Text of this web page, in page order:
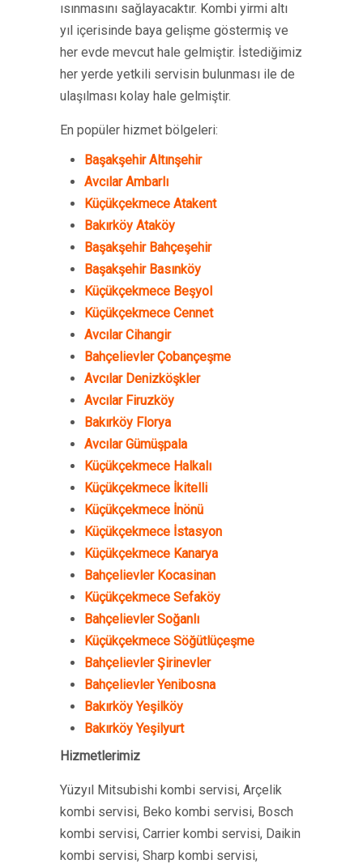
ısınmasını sağlayacaktır. Kombi yirmi altı
yıl içerisinde baya gelişme göstermiş ve
her evde mevcut hale gelmiştir. İstediğimiz
her yerde yetkili servisin bulunması ile de
ulaşılması kolay hale gelmiştir.
En popüler hizmet bölgeleri:
Başakşehir Altınşehir
Avcılar Ambarlı
Küçükçekmece Atakent
Bakırköy Ataköy
Başakşehir Bahçeşehir
Başakşehir Basınköy
Küçükçekmece Beşyol
Küçükçekmece Cennet
Avcılar Cihangir
Bahçelievler Çobançeşme
Avcılar Denizköşkler
Avcılar Firuzköy
Bakırköy Florya
Avcılar Gümüşpala
Küçükçekmece Halkalı
Küçükçekmece İkitelli
Küçükçekmece İnönü
Küçükçekmece İstasyon
Küçükçekmece Kanarya
Bahçelievler Kocasinan
Küçükçekmece Sefaköy
Bahçelievler Soğanlı
Küçükçekmece Söğütlüçeşme
Bahçelievler Şirinevler
Bahçelievler Yenibosna
Bakırköy Yeşilköy
Bakırköy Yeşilyurt
Hizmetlerimiz
Yüzyıl Mitsubishi kombi servisi, Arçelik
kombi servisi, Beko kombi servisi, Bosch
kombi servisi, Carrier kombi servisi, Daikin
kombi servisi, Sharp kombi servisi,